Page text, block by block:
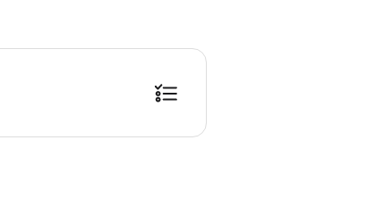
가능 * 보조동물 입실 가능 * 어린이는 성인 보호자 동반 필수